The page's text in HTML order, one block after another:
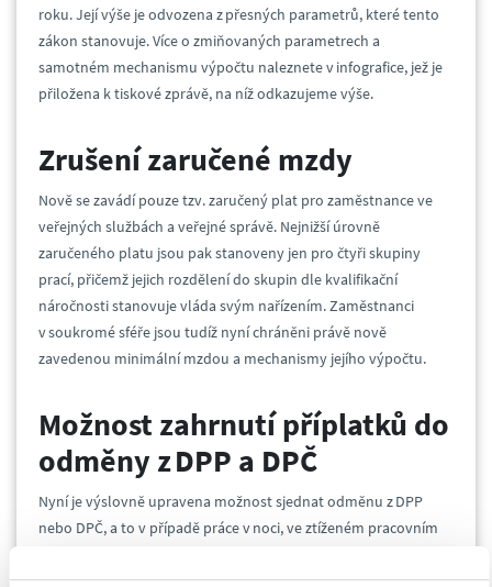
roku. Její výše je odvozena z přesných parametrů, které tento
zákon stanovuje. Více o zmiňovaných parametrech a
samotném mechanismu výpočtu naleznete v infografice, jež je
přiložena k tiskové zprávě, na níž odkazujeme výše.
Zrušenízaručené mzdy
Nově se zavádí pouze tzv. zaručený plat pro zaměstnance ve
veřejných službách a veřejné správě. Nejnižší úrovně
zaručeného platu jsou pak stanoveny jen pro čtyři skupiny
prací, přičemž jejich rozdělení do skupin dle kvalifikační
náročnosti stanovuje vláda svým nařízením. Zaměstnanci
v soukromé sféře jsou tudíž nyní chráněni právě nově
zavedenou minimální mzdou a mechanismy jejího výpočtu.
Možnost zahrnutí příplatků do
odměny z DPP a DPČ
Nyní je výslovně upravena možnost sjednat odměnu z DPP
nebo DPČ, a to v případě práce v noci, ve ztíženém pracovním
na základě principu „co není zakázáno, je dovoleno”, pokud je